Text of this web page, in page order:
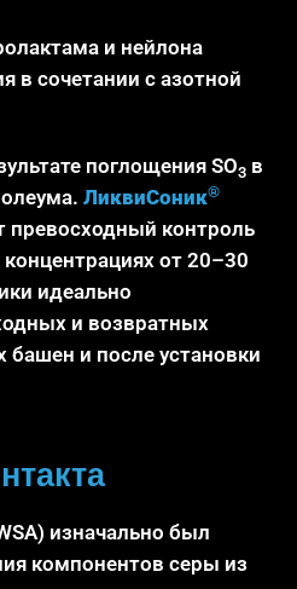
и нейлона
в сочетании с азотной
поглощения SO3 в
ЛиквиСоник®
превосходный контроль
от 20–30
идеально
и возвратных
и после установки
изначально был
компонентов серы из